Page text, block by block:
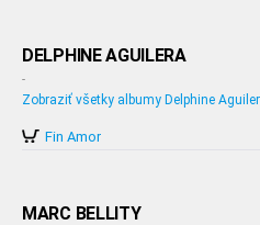
DELPHINE AGUILERA
-
Zobraziť všetky albumy Delphine
Fin Amor
MARC BELLITY